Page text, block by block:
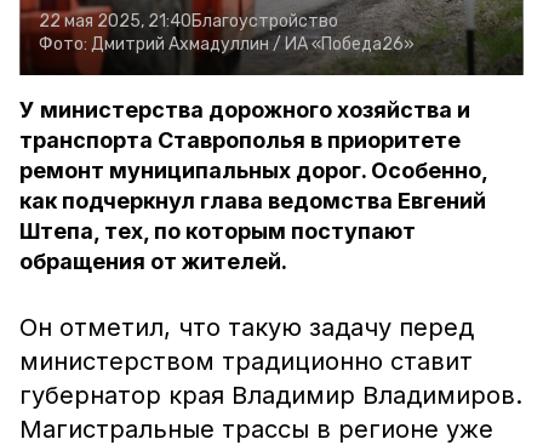
22 мая 2025, 21:40Благоустройство
Фото: Дмитрий Ахмадуллин / ИА «Победа26»
У министерства дорожного хозяйства и
транспорта Ставрополья в приоритете
ремонт муниципальных дорог. Особенно,
как подчеркнул глава ведомства Евгений
Штепа, тех, по которым поступают
обращения от жителей.
Он отметил, что такую задачу перед
министерством традиционно ставит
губернатор края Владимир Владимиров.
Магистральные трассы в регионе уже